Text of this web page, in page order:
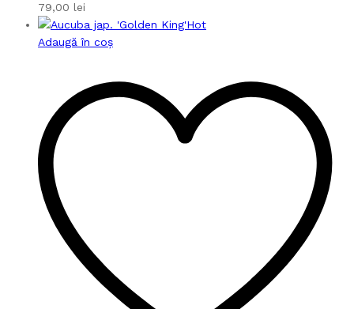
79,00 lei
Hot
Adaugă în coș